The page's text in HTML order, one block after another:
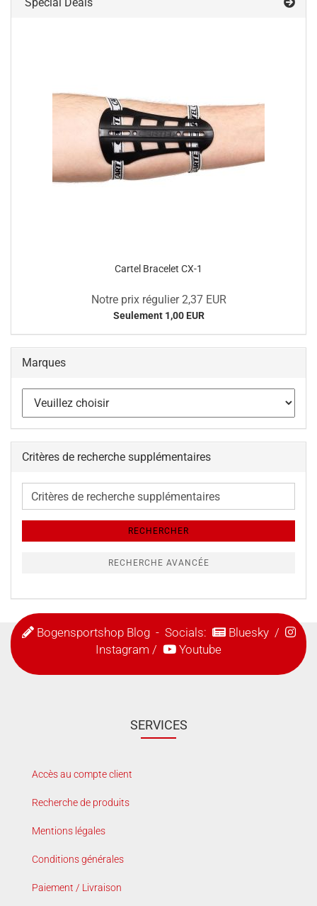
Cartel Bracelet CX-1
Notre prix régulier 2,37 EUR
Seulement 1,00 EUR
Marques
Critères de recherche supplémentaires
Critères
recherche
RECHERCHER
RECHERCHE AVANCÉE
Bogensportshop Blog- Socials: Bluesky/
Instagram / Youtube
SERVICES
Accès au compte client
Recherche de produits
Mentions légales
Conditions générales
Paiement / Livraison